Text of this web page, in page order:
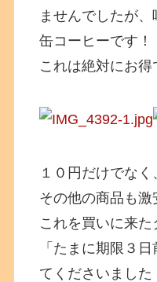
ませんでしたが
缶コーヒーです！
これは絶対にお得
１０円だけでなく
その他の商品も激
これを買いに来た
「たまに期限３
てくださいました